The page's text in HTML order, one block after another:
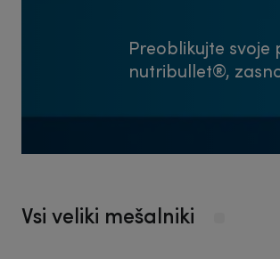
Preoblikujte svoje
nutribullet®,
Vsi veliki mešalniki